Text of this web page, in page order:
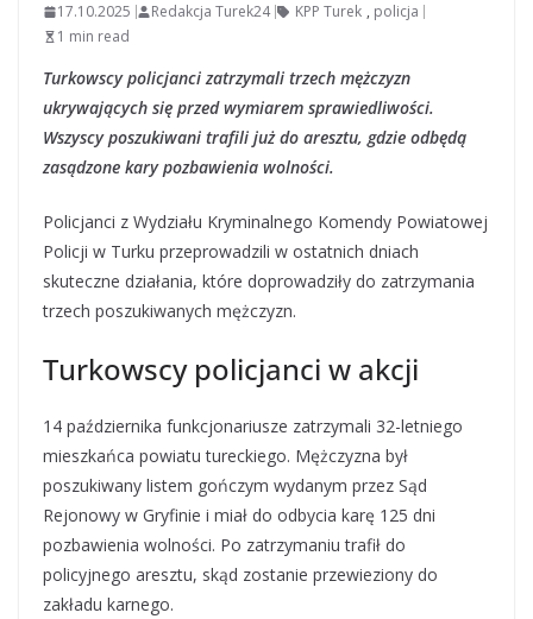
17.10.2025 Redakcja Turek24 KPP Turek , policja
1 min read
Turkowscy policjanci zatrzymali trzech mężczyzn
ukrywających się przed wymiarem sprawiedliwości.
Wszyscy poszukiwani trafili już do aresztu, gdzie odbędą
zasądzone kary pozbawienia wolności.
Policjanci z Wydziału Kryminalnego Komendy Powiatowej
Policji w Turku przeprowadzili w ostatnich dniach
skuteczne działania, które doprowadziły do zatrzymania
trzech poszukiwanych mężczyzn.
Turkowscy policjanci w akcji
14 października funkcjonariusze zatrzymali 32-letniego
mieszkańca powiatu tureckiego. Mężczyzna był
poszukiwany listem gończym wydanym przez Sąd
Rejonowy w Gryfinie i miał do odbycia karę 125 dni
pozbawienia wolności. Po zatrzymaniu trafił do
policyjnego aresztu, skąd zostanie przewieziony do
zakładu karnego.